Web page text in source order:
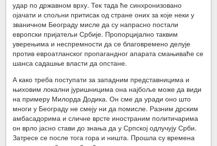
удар по државном врху. Тек тада ће синхронизовано
ојачати и спољни притисак од стране оних за које неки у
званичном Београду мисле да су напрасно постали
европски пријатељи Србије. Пропорцијално таквим
уверењима и неспремности да се благовремено делује
против евроатланског пропагандног апарата смањиваће се
шанса садашње власти да опстане.
А како треба поступати за западним представницима и
њиховим локални јуришницима она најбоље може да види
на примеру Милорда Додика. Он сме да уради оно што
многи у Београду не смеју ни да помисле. Разним дрским
амбасадорима и сличне врсте иностраним политичарима
он врло јасно стави до знања да у Српској одлучују Срби.
Затресе се после тога гора и ништа. Прошла су времена